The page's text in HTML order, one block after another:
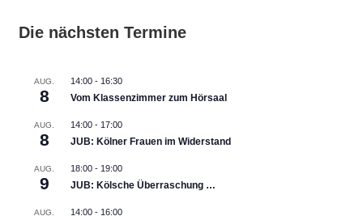
Die nächsten Termine
AUG.
8
14:00- 16:30
Vom Klassenzimmer zum Hörsaal
AUG.
8
14:00- 17:00
JUB: Kölner Frauen im Widerstand
AUG.
9
18:00- 19:00
JUB: Kölsche Überraschung …
AUG. 14:00- 16:00